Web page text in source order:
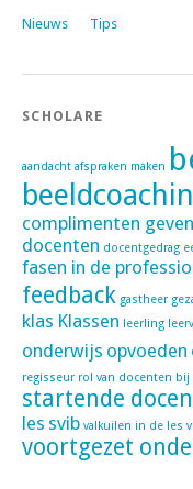
Nieuws Tips
SCHOLARE
aandacht afspraken maken
complimenten geven
docenten docentgedrag
fasen in de
feedback gastheer
klas Klassen leerling
onderwijs opvoeden
regisseur rol van docenten bij
startende
les svib valkuilen in de les
voortgezet